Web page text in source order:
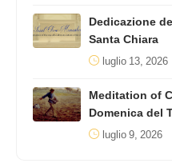
Dedicazione
Santa Chiara
luglio 13, 2026
Meditation of
Domenica del
luglio 9, 2026